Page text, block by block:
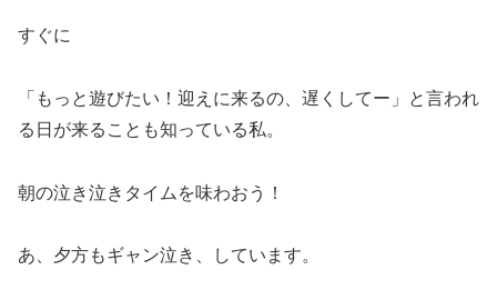
すぐに
「もっと遊びたい！迎えに来るの、遅くしてー」と言われ
る日が来ることも知っている私。
朝の泣き泣きタイムを味わおう！
あ、夕方もギャン泣き、しています。